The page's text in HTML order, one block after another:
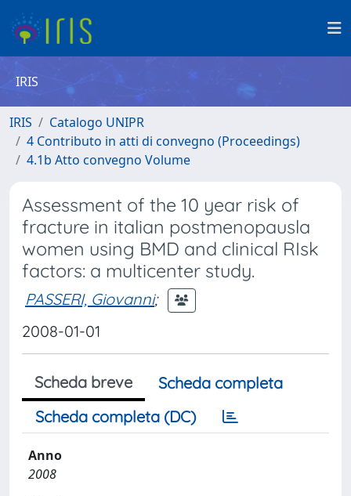
IRIS
IRIS
Catalogo UNIPR
4 Contributo in atti di convegno (Proceedings)
4.1b Atto convegno Volume
Assessment of the 10 year risk of
fracture in italian postmenopausla
women using BMD and clinical RIsk
factors: a multicenter study.
PASSERI, Giovanni;
2008-01-01
Scheda breve
Scheda completa
Scheda completa (DC)
Anno
2008